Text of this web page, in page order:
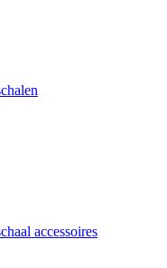
accessoires